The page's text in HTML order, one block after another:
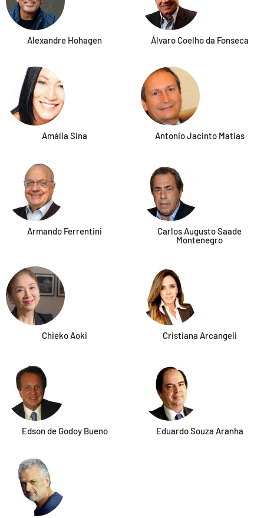
Alexandre Hohagen Álvaro Coelho da Fonseca
Amália Sina Antonio Jacinto Matias
Armando Ferrentini
Carlos Augusto Saade
Montenegro
Chieko Aoki Cristiana Arcangeli
Edson de Godoy Bueno Eduardo Souza Aranha